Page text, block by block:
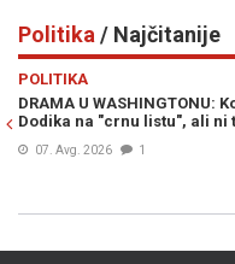
Politika / Najčitanije
POLITIKA
DRAMA U
Dodika na "crnu listu", ali ni
07. Avg. 2026 1